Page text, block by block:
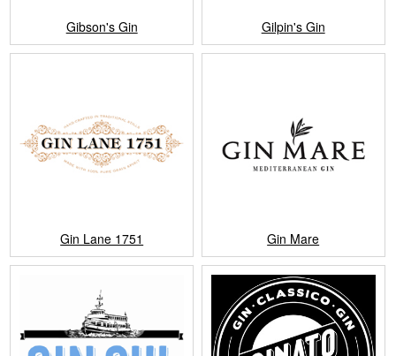
Gibson's Gin Gilpin's Gin
Gin Lane 1751 Gin Mare